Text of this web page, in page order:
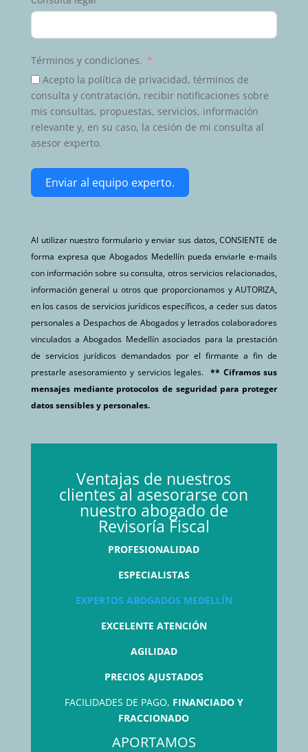
Términos y condiciones.
Acepto la política de privacidad, términos de
consulta y contratación, recibir notificaciones sobre
mis consultas, propuestas, servicios, información
relevante y, en su caso, la cesión de mi consulta al
asesor experto.
Enviar al equipo experto.
Al utilizar nuestro formulario y enviar sus datos, CONSIENTE de
forma expresa que Abogados Medellín pueda enviarle e-mails
con información sobre su consulta, otros servicios relacionados,
información general u otros que proporcionamos y AUTORIZA,
en los casos de servicios jurídicos específicos, a ceder sus datos
personales a Despachos de Abogados y letrados colaboradores
vinculados a Abogados Medellín asociados para la prestación
de servicios jurídicos demandados por el firmante a fin de
prestarle asesoramiento y servicios legales. ** Ciframos sus
mensajes mediante protocolos de seguridad para proteger
datos sensibles y personales.
Ventajas de nuestros
clientes al asesorarse con
nuestro abogado de
Revisoría Fiscal
PROFESIONALIDAD
ESPECIALISTAS
EXPERTOS ABOGADOS MEDELLÍN
EXCELENTE ATENCIÓN
AGILIDAD
PRECIOS AJUSTADOS
FACILIDADES DE PAGO, FINANCIADO Y
FRACCIONADO
APORTAMOS